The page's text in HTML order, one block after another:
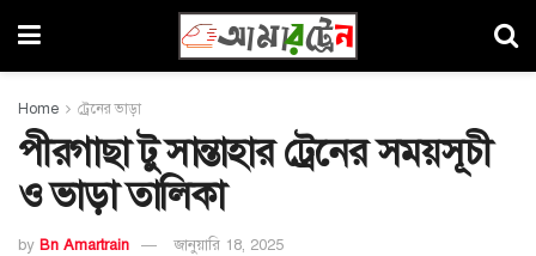
Home ট্রেনের ভাড়া
পীরগাছা টু সান্তাহার ট্রেনের সময়সূচী
ও ভাড়া তালিকা
by Bn Amartrain জানুয়ারি 18, 2025